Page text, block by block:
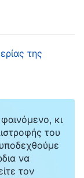
και
την
ο Θεός
και των
και
να
της
κι
του
να
τον